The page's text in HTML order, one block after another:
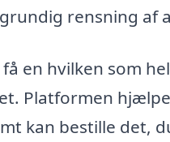
rensning af
en hvilken som
Platformen
kan bestille det,